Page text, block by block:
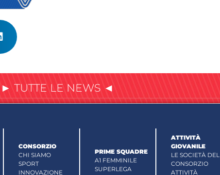
► TUTTE LE NEWS ◄
CONSORZIO
CHI SIAMO
SPORT
INNOVAZIONE
PRIME SQUADRE
A1 FEMMINILE
SUPERLEGA
ATTIVITÀ
GIOVANILE
LE SOCIETÀ DEL
CONSORZIO
ATTIVITÀ